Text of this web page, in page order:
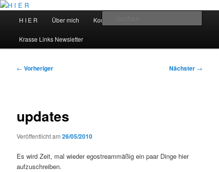
Zum
springenH I E R
H I E R Über mich Kontakt
Krasse Links Newsletter
Beitragsnavigation
← Vorheriger Nächster →
updates
Veröffentlicht am26/05/2010
Es wird Zeit, mal wieder egostreammäßig ein paar Dinge hier
aufzuschreiben.